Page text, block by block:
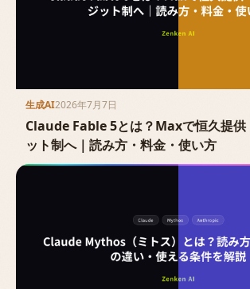
生成AI2026年7月7日
Claude Fable 5とは？Maxで恒久提供
ット制へ｜読み方・料金・使い方